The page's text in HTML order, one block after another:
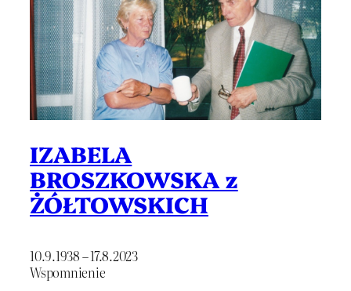
IZABELA
BROSZKOWSKA z
ŻÓŁTOWSKICH
10.9.1938 – 17.8.2023
Wspomnienie